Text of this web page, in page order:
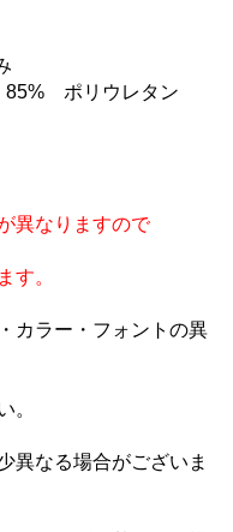
85% ポリウレタン
異なりますので
す。
カラー・フォントの異
。
異なる場合がございま